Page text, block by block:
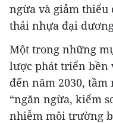
ngừa và giảm thiểu
thải nhựa đại
Một trong những
lược phát triển bền
đến năm 2030,
“ngăn ngừa, kiểm
nhiễm môi trường